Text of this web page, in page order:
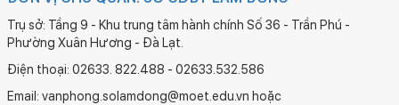
Trụ sở: Tầng 9 - Khu trung tâm hành chính Số 36 - Trần Phú -
Phường Xuân Hương - Đà Lạt.
Điện thoại: 02633. 822.488 - 02633.532.586
Email: vanphong.solamdong@moet.edu.vn hoặc